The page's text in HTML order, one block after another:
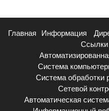
Главная Информация
Ссылки
Система
Система обработки
Сетевой
Автоматическая